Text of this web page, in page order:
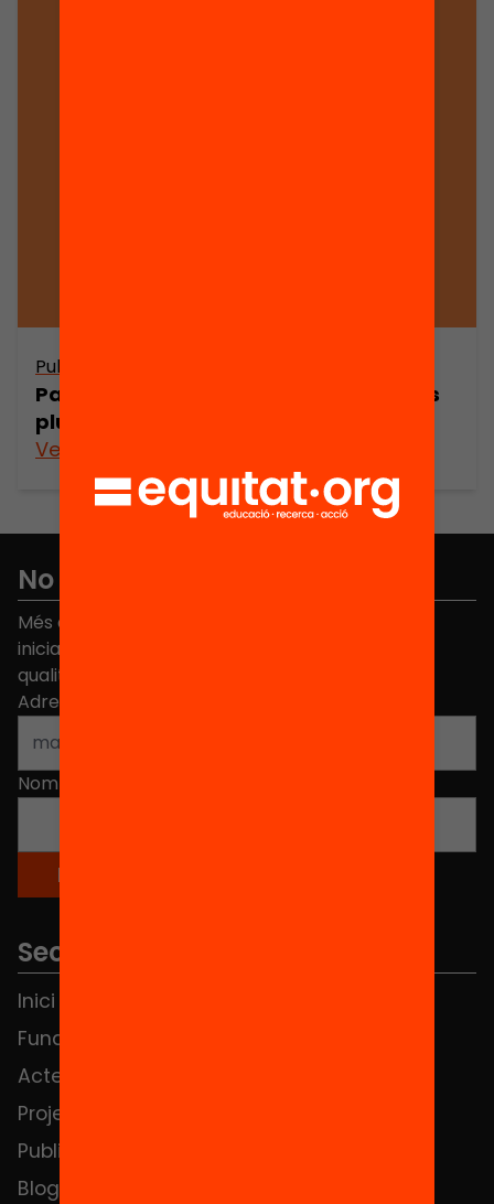
Publicació
Participació i immigració en contextos
pluriculturals
Veure’n més
No et perdis res
Més de 40.000 persones ja han triat Equitat. Rep
iniciatives, propostes i projectes per millorar la
qualitat de l'educació a Catalunya.
Adreça electrònica
Nom
Seccions
Inici
Fundació
Actes
Projectes
Publicacions i vídeos
Blog